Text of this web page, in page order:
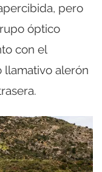
pero
óptico
con el
llamativo alerón